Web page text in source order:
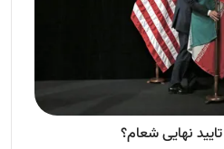
تایید نهایی شعام؟